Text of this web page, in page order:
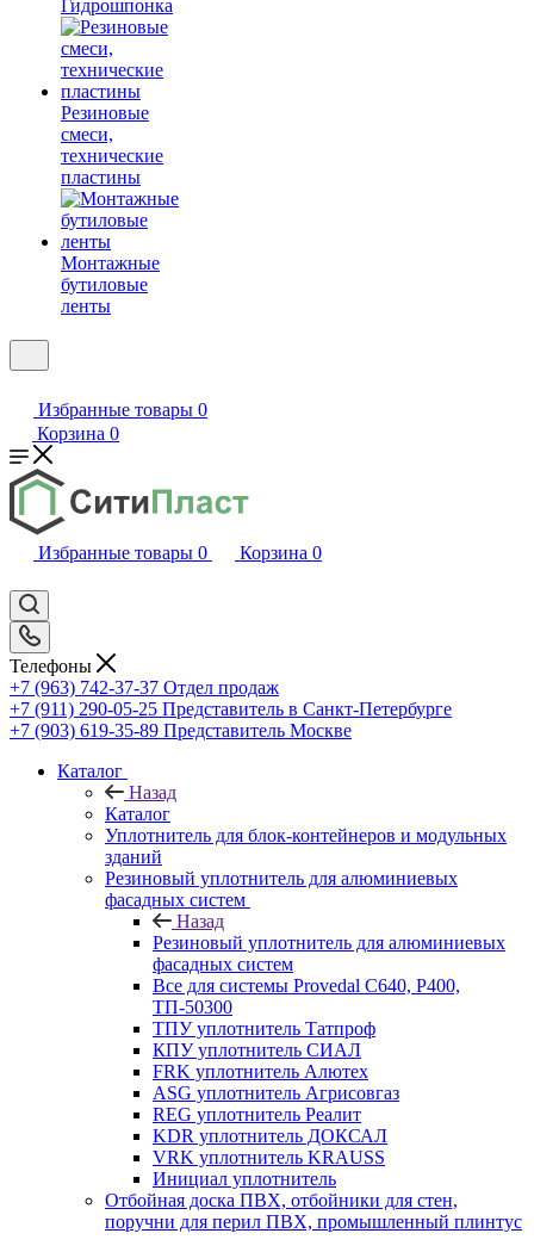
Гидрошпонка
Резиновые
смеси,
технические
пластины
Монтажные
бутиловые
ленты
Избранные товары 0
Корзина 0
Избранные товары 0 Корзина 0
Телефоны
+7 (963) 742-37-37 Отдел продаж
+7 (911) 290-05-25 Представитель в Санкт-Петербурге
+7 (903) 619-35-89 Представитель Москве
Каталог
Назад
Каталог
Уплотнитель для блок-контейнеров и модульных
зданий
Резиновый уплотнитель для алюминиевых
фасадных систем
Назад
Резиновый уплотнитель для алюминиевых
фасадных систем
Все для системы Provedal С640, Р400,
ТП-50300
ТПУ уплотнитель Татпроф
КПУ уплотнитель СИАЛ
FRK уплотнитель Алютех
ASG уплотнитель Агрисовгаз
REG уплотнитель Реалит
KDR уплотнитель ДОКСАЛ
VRK уплотнитель KRAUSS
Инициал уплотнитель
Отбойная доска ПВХ, отбойники для стен,
поручни для перил ПВХ, промышленный плинтус